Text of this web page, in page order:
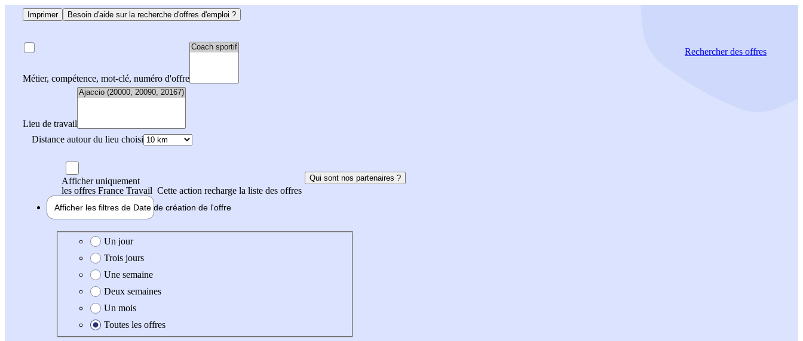
Imprimer Besoin d'aide sur la recherche d'offres d'emploi ?
Métier, compétence, mot-clé, numéro d'offre
Lieu de travail
Distance autour du lieu choisi
Rechercherdes offres
Afficher uniquement
les offres France Travail Cette action recharge la liste des offres
Qui sont nos partenaires ?
Afficher les filtres de Date de création de l'offre
Date de création de l'offre
Un jour
Trois jours
Une semaine
Deux semaines
Un mois
Toutes les offres